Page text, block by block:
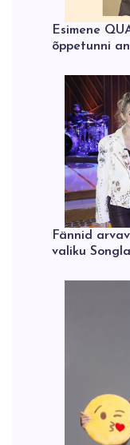
Esimene
õppetunni
Fännid
valiku